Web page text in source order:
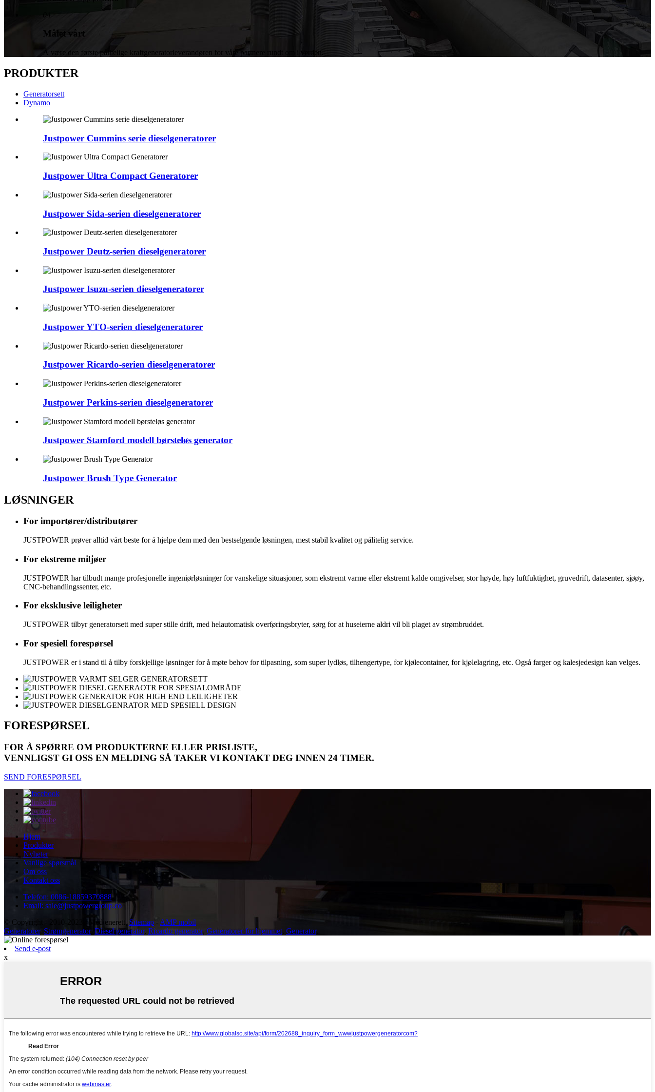
Målet vårt
Å være den første pålitelige kraftgeneratorleverandøren for våre partnere rundt om i verden.
PRODUKTER
Generatorsett
Dynamo
Justpower Cummins serie dieselgeneratorer
Justpower Ultra Compact Generatorer
Justpower Sida-serien dieselgeneratorer
Justpower Deutz-serien dieselgeneratorer
Justpower Isuzu-serien dieselgeneratorer
Justpower YTO-serien dieselgeneratorer
Justpower Ricardo-serien dieselgeneratorer
Justpower Perkins-serien dieselgeneratorer
Justpower Stamford modell børsteløs generator
Justpower Brush Type Generator
LØSNINGER
For importører/distributører
JUSTPOWER prøver alltid vårt beste for å hjelpe dem med den bestselgende løsningen, mest stabil kvalitet og pålitelig service.
For ekstreme miljøer
JUSTPOWER har tilbudt mange profesjonelle ingeniørløsninger for vanskelige situasjoner, som ekstremt varme eller ekstremt kalde omgivelser, stor høyde, høy luftfuktighet, gruvedrift, datasenter, sjøøy,
CNC-behandlingssenter, etc.
For eksklusive leiligheter
JUSTPOWER tilbyr generatorsett med super stille drift, med helautomatisk overføringsbryter, sørg for at huseierne aldri vil bli plaget av strømbruddet.
For spesiell forespørsel
JUSTPOWER er i stand til å tilby forskjellige løsninger for å møte behov for tilpasning, som super lydløs, tilhengertype, for kjølecontainer, for kjølelagring, etc. Også farger og kalesjedesign kan velges.
FORESPØRSEL
FOR Å SPØRRE OM PRODUKTERNE ELLER PRISLISTE,
VENNLIGST GI OSS EN MELDING SÅ TAKER VI KONTAKT DEG INNEN 24 TIMER.
SEND FORESPØRSEL
Hjem
Produkter
Nyheter
Vanlige spørsmål
Om oss
Kontakt oss
Telefon: 0086-18859370888
Email: sale@justpowergroup.co
© Copyright - 2010-2023 : Med enerett. Sitemap - AMP mobil
Generatorer, Strømgenerator, Diesel generator, Ricardo generator, Generatorer for hjemmet Generator,
Send e-post
x